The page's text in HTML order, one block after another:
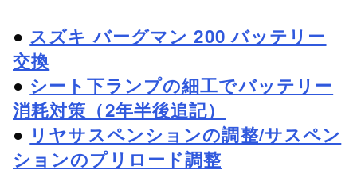
● スズキ バーグマン 200 バッテリー
交換
● シート下ランプの細工でバッテリー
消耗対策（2年半後追記）
● リヤサスペンションの調整/サスペン
ションのプリロード調整